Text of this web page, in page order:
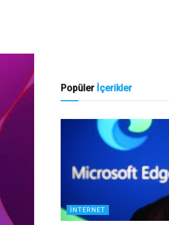
Popüler İçerikler
İNTERNET